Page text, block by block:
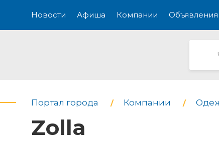
Новости Афиша Компании Объявления
Портал города Компании
Zolla